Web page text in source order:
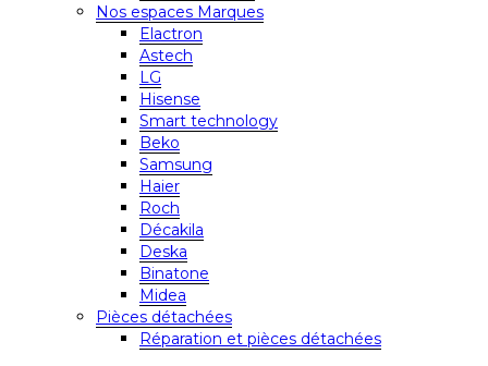
Nos espaces Marques
Elactron
Astech
LG
Hisense
Smart technology
Beko
Samsung
Haier
Roch
Décakila
Deska
Binatone
Midea
Pièces détachées
Réparation et pièces détachées